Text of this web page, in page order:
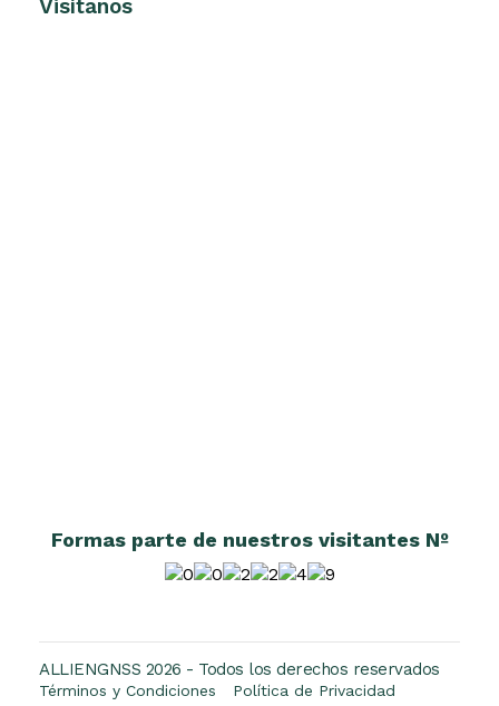
Visítanos
Formas parte de nuestros visitantes Nº
ALLIENGNSS 2026 - Todos los derechos reservados
Términos y Condiciones Política de Privacidad